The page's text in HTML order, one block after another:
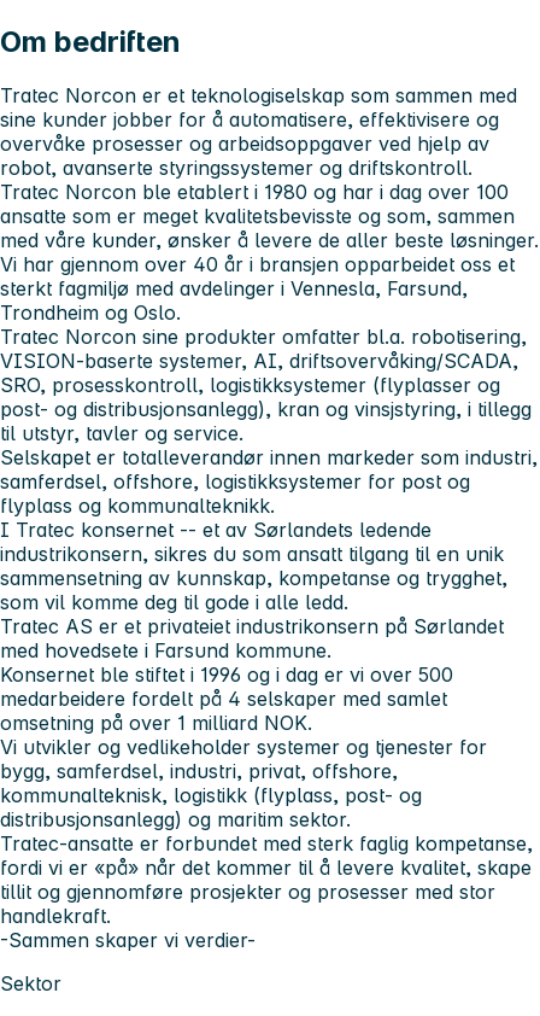
Om bedriften
Tratec Norcon er et teknologiselskap som sammen med
sine kunder jobber for å automatisere, effektivisere og
overvåke prosesser og arbeidsoppgaver ved hjelp av
robot, avanserte styringssystemer og driftskontroll.
Tratec Norcon ble etablert i 1980 og har i dag over 100
ansatte som er meget kvalitetsbevisste og som, sammen
med våre kunder, ønsker å levere de aller beste løsninger.
Vi har gjennom over 40 år i bransjen opparbeidet oss et
sterkt fagmiljø med avdelinger i Vennesla, Farsund,
Trondheim og Oslo.
Tratec Norcon sine produkter omfatter bl.a. robotisering,
VISION-baserte systemer, AI, driftsovervåking/SCADA,
SRO, prosesskontroll, logistikksystemer (flyplasser og
post- og distribusjonsanlegg), kran og vinsjstyring, i tillegg
til utstyr, tavler og service.
Selskapet er totalleverandør innen markeder som industri,
samferdsel, offshore, logistikksystemer for post og
flyplass og kommunalteknikk.
I Tratec konsernet -- et av Sørlandets ledende
industrikonsern, sikres du som ansatt tilgang til en unik
sammensetning av kunnskap, kompetanse og trygghet,
som vil komme deg til gode i alle ledd.
Tratec AS er et privateiet industrikonsern på Sørlandet
med hovedsete i Farsund kommune.
Konsernet ble stiftet i 1996 og i dag er vi over 500
medarbeidere fordelt på 4 selskaper med samlet
omsetning på over 1 milliard NOK.
Vi utvikler og vedlikeholder systemer og tjenester for
bygg, samferdsel, industri, privat, offshore,
kommunalteknisk, logistikk (flyplass, post- og
distribusjonsanlegg) og maritim sektor.
Tratec-ansatte er forbundet med sterk faglig kompetanse,
fordi vi er «på» når det kommer til å levere kvalitet, skape
tillit og gjennomføre prosjekter og prosesser med stor
handlekraft.
-Sammen skaper vi verdier-
Sektor